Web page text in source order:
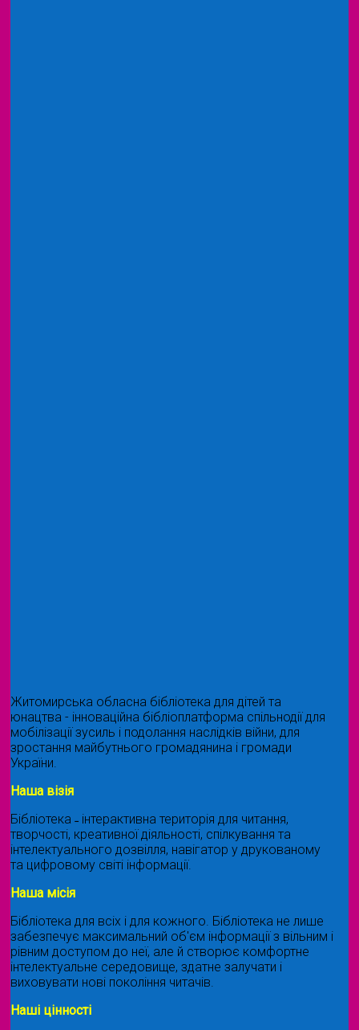
Житомирська обласна бібліотека для дітей та
юнацтва - інноваційна бібліоплатформа спільнодії для
мобілізації зусиль і подолання наслідків війни, для
зростання майбутнього громадянина і громади
України.
Наша візія
Бібліотека ˗ інтерактивна територія для читання,
творчості, креативної діяльності, спілкування та
інтелектуального дозвілля, навігатор у друкованому
та цифровому світі інформації.
Наша місія
Бібліотека для всіх і для кожного. Бібліотека не лише
забезпечує максимальний об'єм інформації з вільним і
рівним доступом до неї, але й створює комфортне
інтелектуальне середовище, здатне залучати і
виховувати нові покоління читачів.
Наші цінності